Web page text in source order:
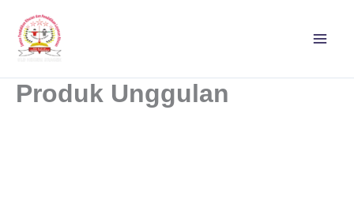
konten
Produk Unggulan